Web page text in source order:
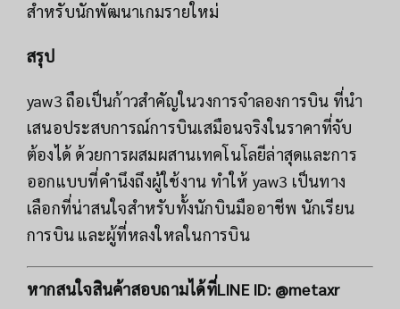
สำหรับนักพัฒนาเกมรายใหม่
สรุป
yaw3 ถือเป็นก้าวสำคัญในวงการจำลองการบิน ที่นำ
เสนอประสบการณ์การบินเสมือนจริงในราคาที่จับ
ต้องได้ ด้วยการผสมผสานเทคโนโลยีล่าสุดและการ
ออกแบบที่คำนึงถึงผู้ใช้งาน ทำให้ yaw3 เป็นทาง
เลือกที่น่าสนใจสำหรับทั้งนักบินมืออาชีพ นักเรียน
การบิน และผู้ที่หลงใหลในการบิน
หากสนใจสินค้าสอบถามได้ที่LINE ID: @metaxr